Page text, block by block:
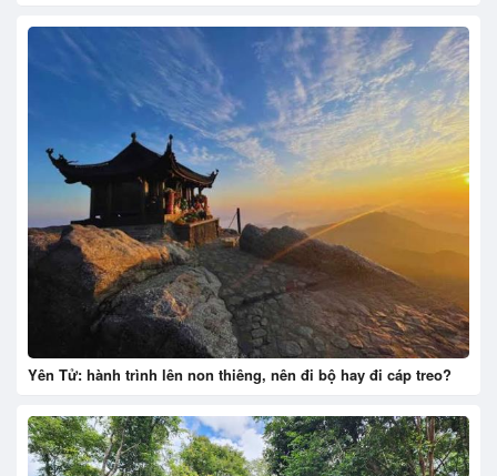
Yên Tử: hành trình lên non thiêng, nên đi bộ hay đi cáp treo?